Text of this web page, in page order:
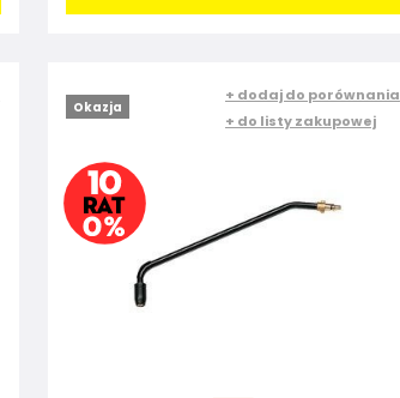
Okazja
+ dodaj do porównania
+ do listy zakupowej